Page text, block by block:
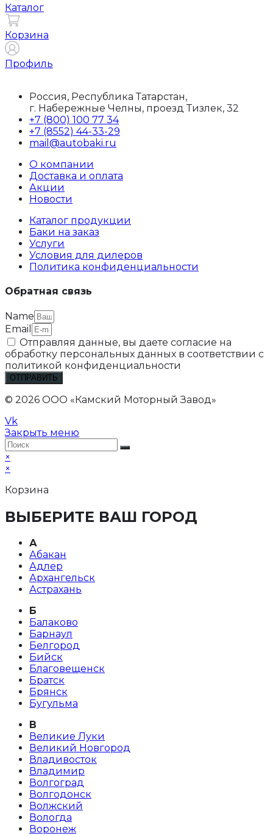
Каталог
Корзина
Профиль
Россия, Республика Татарстан,
г. Набережные Челны, проезд Тизлек, 32
+7 (800) 100 77 34
+7 (8552) 44-33-29
mail@autobaki.ru
О компании
Доставка и оплата
Акции
Новости
Каталог продукции
Баки на заказ
Услуги
Условия для дилеров
Политика конфиденциальности
Обратная связь
Name
Email
Отправляя данные, вы даете согласие на
обработку персональных данных в соответствии с
политикой конфиденциальности
ОТПРАВИТЬ
© 2026 ООО «Камский Моторный Завод»
Vk
Закрыть меню
×
×
Корзина
ВЫБЕРИТЕ ВАШ ГОРОД
А
Абакан
Адлер
Архангельск
Астрахань
Б
Балаково
Барнаул
Белгород
Бийск
Благовещенск
Братск
Брянск
Бугульма
В
Великие Луки
Великий Новгород
Владивосток
Владимир
Волгоград
Волгодонск
Волжский
Вологда
Воронеж